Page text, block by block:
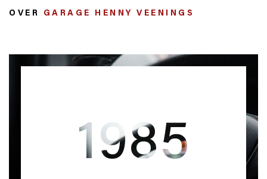
OVER GARAGE HENNY VEENINGS
1985